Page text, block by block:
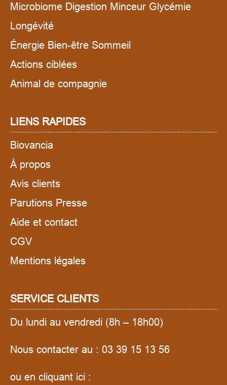
Microbiome Digestion Minceur Glycémie
Longévité
Énergie Bien-être Sommeil
Actions ciblées
Animal de compagnie
LIENS RAPIDES
Biovancia
À propos
Avis clients
Parutions Presse
Aide et contact
CGV
Mentions légales
SERVICE CLIENTS
Du lundi au vendredi (8h – 18h00)
Nous contacter au : 03 39 15 13 56
ou en cliquant ici :